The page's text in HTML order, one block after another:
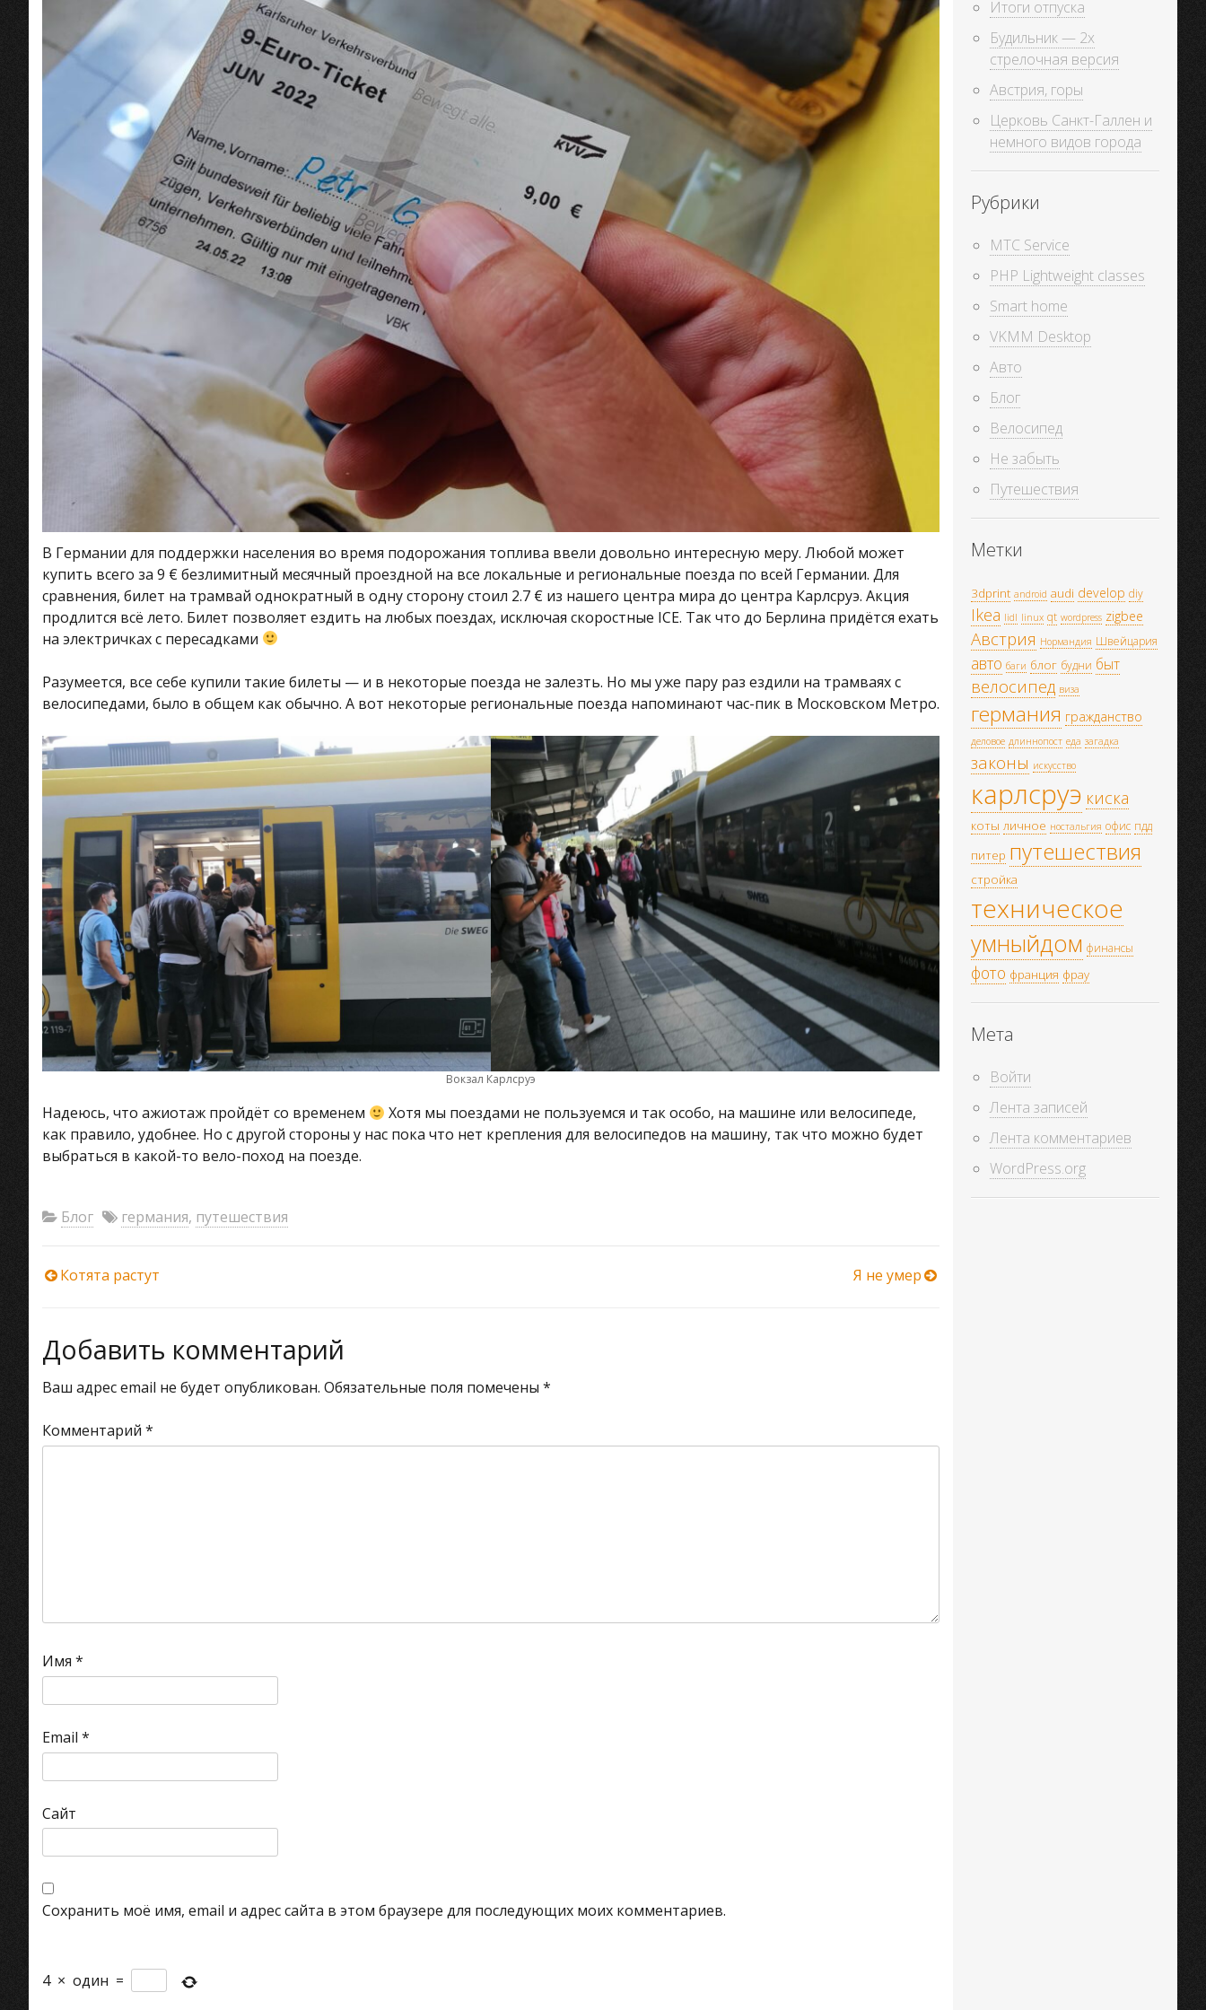
В Германии для поддержки населения во время подорожания топлива ввели довольно интересную меру. Любой может
купить всего за 9 € безлимитный месячный проездной на все локальные и региональные поезда по всей Германии. Для
сравнения, билет на трамвай однократный в одну сторону стоил 2.7 € из нашего центра мира до центра Карлсруэ. Акция
продлится всё лето. Билет позволяет ездить на любых поездах, исключая скоростные ICE. Так что до Берлина придётся ехать
на электричках с пересадками
Разумеется, все себе купили такие билеты — и в некоторые поезда не залезть. Но мы уже пару раз ездили на трамваях с
велосипедами, было в общем как обычно. А вот некоторые региональные поезда напоминают час-пик в Московском Метро.
Вокзал Карлсруэ
Надеюсь, что ажиотаж пройдёт со временем
Хотя мы поездами не пользуемся и так особо, на машине или велосипеде,
как правило, удобнее. Но с другой стороны у нас пока что нет крепления для велосипедов на машину, так что можно будет
выбраться в какой-то вело-поход на поезде.
Блог германия, путешествия
Навигация
записям
Котята растут Я не умер
Добавить комментарий
Ваш адрес email не будет опубликован. Обязательные поля помечены *
Комментарий *
Имя *
Email *
Сайт
Сохранить моё имя, email и адрес сайта в этом браузере для последующих моих комментариев.
4 × один =
Итоги отпуска
Будильник — 2х
стрелочная версия
Австрия, горы
Церковь Санкт-Галлен и
немного видов города
Рубрики
MTC Service
PHP Lightweight classes
Smart home
VKMM Desktop
Авто
Блог
Велосипед
Не забыть
Путешествия
Метки
3dprint android audi develop diy
Ikea lidl linux qt wordpress zigbee
Австрия Нормандия Швейцария
авто баги блог будни быт
велосипед виза
германия гражданство
деловое длиннопост еда загадка
законы искусство
карлсруэ киска
коты личное ностальгия офис пдд
питер путешествия
стройка
техническое
умныйдом финансы
фото франция фрау
Мета
Войти
Лента записей
Лента комментариев
WordPress.org